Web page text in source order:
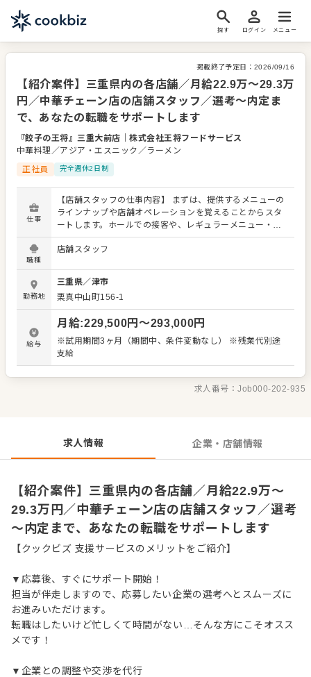
探す ログイン メニュー
掲載終了予定日： 2026/09/16
【紹介案件】三重県内の各店舗／月給22.9万～29.3万
円／中華チェーン店の店舗スタッフ／選考～内定ま
で、あなたの転職をサポートします
『餃子の王将』三重大前店 ｜株式会社王将フードサービス
中華料理／アジア・エスニック／ラーメン
正社員
完全週休2日制
仕事
【店舗スタッフの仕事内容】 まずは、提供するメニューの
ラインナップや店舗オペレーションを覚えることからスタ
ートします。ホールでの接客や、レギュラーメニュー・限
定メニューなどの調理にも関わりますので、店舗業務全般
に関わる幅広いスキルを身につけられます。 よりよいお店
迎です。 【具体的には…】 ・お席へのご案内、オーダーテ
イク、レジ対応など接客全般 ・ドリンク作り、提供 ・予約
管理、電話対応 ・仕込みから盛り付けまでの調理業務 ・食
材の仕入れや在庫管理 ・アルバイトスタッフの教育 など
入社後はスキルに合わせた業務からお任せしますので、
徐々に仕事の幅を広げていきましょう。先輩スタッフがあ
なたの成長をサポートしますので、経験が浅い方も安心し
もめざせます。
職種
店舗スタッフ
勤務地
三重県／津市
栗真中山町156-1
給与
月給:229,500円〜293,000円
※試用期間3ヶ月（期間中、条件変動なし） ※残業代別途
支給
求人番号：Job000-202-935
求人情報 企業・店舗情報
【紹介案件】三重県内の各店舗／月給22.9万～
29.3万円／中華チェーン店の店舗スタッフ／選考
～内定まで、あなたの転職をサポートします
【クックビズ 支援サービスのメリットをご紹介】
▼応募後、すぐにサポート開始！
担当が伴走しますので、応募したい企業の選考へとスムーズに
お進みいただけます。
転職はしたいけど忙しくて時間がない…そんな方にこそオスス
メです！
▼企業との調整や交渉を代行